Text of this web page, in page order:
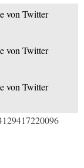
von Twitter
von Twitter
von Twitter